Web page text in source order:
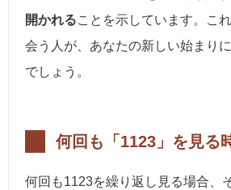
開かれることを示しています。こ
会う人が、あなたの新しい始まり
でしょう。
何回も「1123」を見る
何回も1123を繰り返し見る場合、